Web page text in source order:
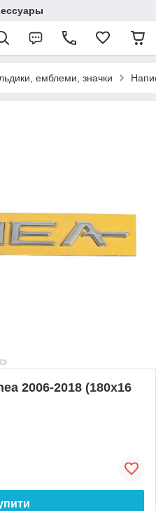
емблеми, значки
2006-2018 (180х16